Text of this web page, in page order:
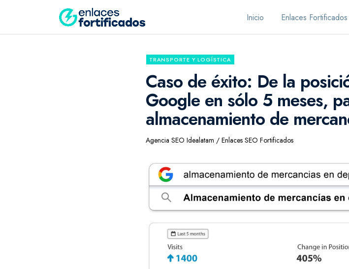
Inicio Enlaces Fortificados
TRANSPORTE Y LOGÍSTICA
Caso de éxito: De la
Google en sólo 5 meses,
almacenamiento de
Agencia SEO Idealatam / Enlaces SEO Fortificados